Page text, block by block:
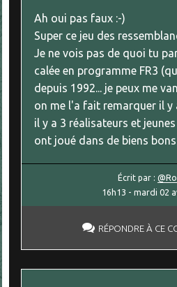
Ah oui pas faux :-)
Super ce jeu des
Je ne vois pas de quoi tu
calée en programme FR3
depuis 1992... je peux me
on me l'a fait remarquer il y
il y a 3 réalisateurs et
ont joué dans de biens
Écrit par :
16h13 -mardi 02
RÉPONDRE À CE